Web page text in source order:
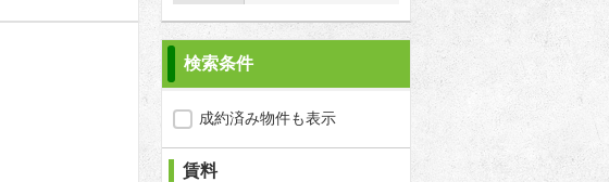
検索条件
成約済み物件も表示
賃料